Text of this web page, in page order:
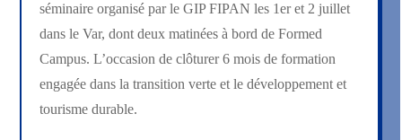
séminaire organisé par le GIP FIPAN les 1er et 2 juillet
dans le Var, dont deux matinées à bord de Formed
Campus. L’occasion de clôturer 6 mois de formation
engagée dans la transition verte et le développement et
tourisme durable.